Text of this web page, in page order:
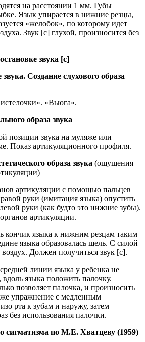
на расстоянии 1 мм. Губы
Язык упирается в нижние резцы,
«желобок», по которому идет
Звук [с] глухой, произносится без
звука [с]
Создание слухового образа
«Вьюга».
образа звука
позиции звука на муляже или
Показ артикуляционного профиля.
образа звука (ощущения
артикуляции с помощью пальцев
руки (имитация языка) опустить
руки (как будто это нижние зубы).
артикуляции.
кончик языка к нижним резцам таким
языка образовалась щель. С силой
Должен получиться звук [с].
линии языка у ребенка не
вдоль языка положить палочку.
позволяет палочка, и произносить
же упражнение с медленным
рта к зубам и наружу, затем
без использования палочки.
сигматизма по М.Е. Хватцеву (1959)